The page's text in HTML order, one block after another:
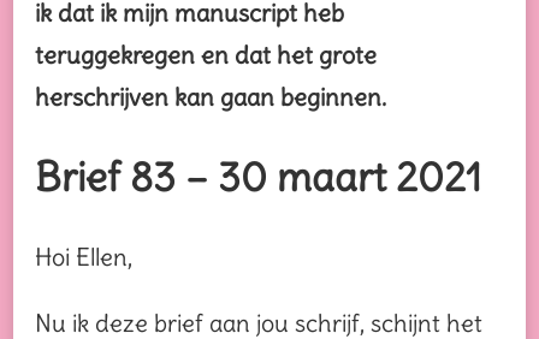
ik dat ik mijn manuscript heb
teruggekregen en dat het grote
herschrijven kan gaan beginnen.
Brief 83 – 30 maart 2021
Hoi Ellen,
Nu ik deze brief aan jou schrijf, schijnt het